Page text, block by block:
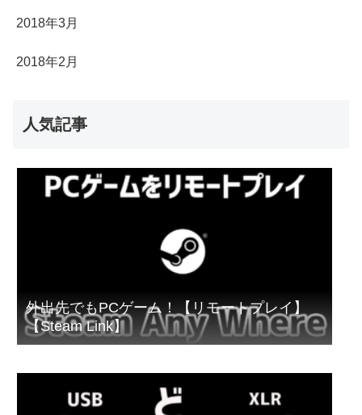
2018年3月
2018年2月
人気記事
外出先でもPCゲーム！【リモートプレイ】
【Steam Link】